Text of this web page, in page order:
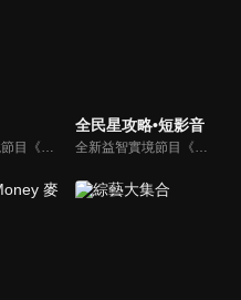
全新益智實境節目《全民星攻略》，由館長曾國城擔任把關者，考驗著每個來挑戰九宮格益智遊戲藝人明星。想要攻略九宮格關卡，透過創意聯想、邏輯推理、理想分析，才有機會獲取智慧星幣，帶走夢幻大獎。
全民星攻略•短影音
全新益智實境節目《全民星攻略》，由館長曾國城擔任把關者，考驗著每個來挑戰九宮格益智遊戲藝人明星。想要攻略九宮格關卡，透過創意聯想、邏輯推理、理想分析，才有機會獲取智慧星幣，帶走夢幻大獎。